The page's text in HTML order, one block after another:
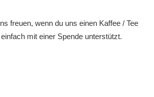
freuen, wenn du uns einen Kaffee / Tee
mit einer Spende unterstützt.